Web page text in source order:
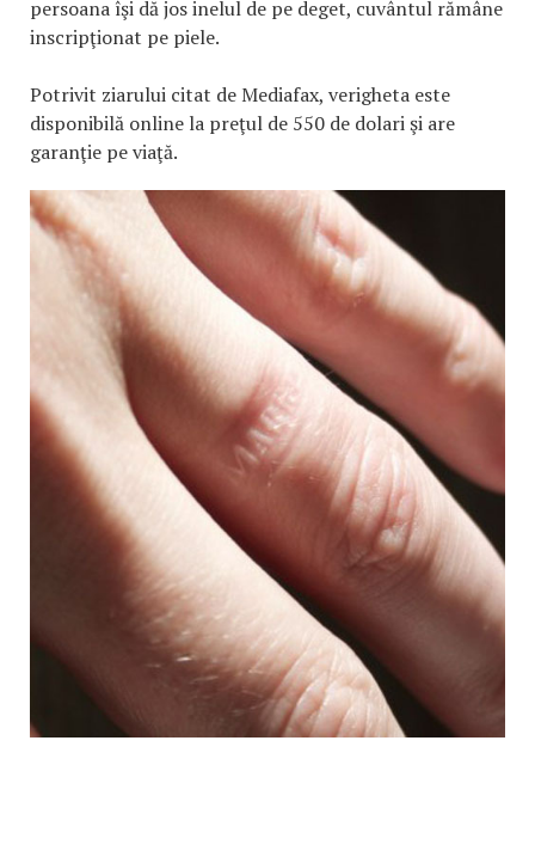
persoana îşi dă jos inelul de pe deget, cuvântul rămâne
inscripţionat pe piele.
Potrivit ziarului citat de Mediafax, verigheta este
disponibilă online la preţul de 550 de dolari şi are
garanţie pe viaţă.